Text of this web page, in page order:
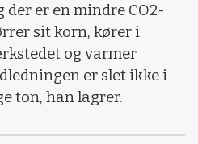
er en mindre CO2-
sit korn, kører i
og varmer
er slet ikke i
ton, han lagrer.